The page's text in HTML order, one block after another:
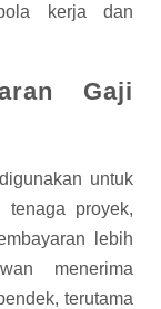
kerja dan
Gaji
untuk
tenaga proyek,
lebih
menerima
terutama